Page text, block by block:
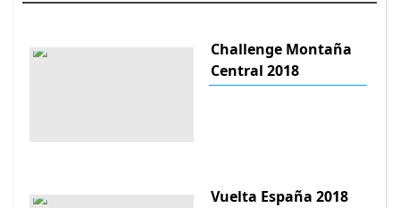
Challenge Montaña
Central 2018
Vuelta España 2018